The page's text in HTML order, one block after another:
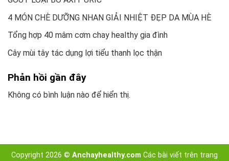
4 MÓN CHÈ DƯỠNG NHAN GIẢI NHIỆT ĐẸP DA MÙA HÈ
Tổng hợp 40 mâm cơm chay healthy gia đình
Cây mùi tây tác dụng lợi tiểu thanh lọc thận
Phản hồi gần đây
Không có bình luận nào để hiển thị.
Copyright 2026 © Anchayhealthy.com Các bài viết trên trang